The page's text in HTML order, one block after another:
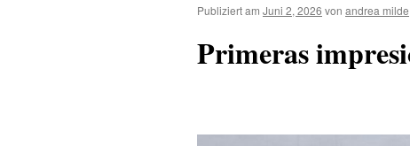
Publiziert am Juni 2, 2026 von andrea milde
Primeras